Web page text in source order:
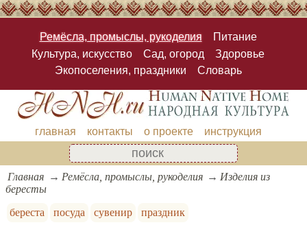
Ремёсла, промыслы, рукоделия
Питание
Культура, искусство
Сад, огород
Здоровье
Экопоселения, праздники
Словарь
главная контакты о проекте инструкция
Главная Ремёсла, промыслы, рукоделия
Изделия из
бересты
береста
посуда сувенир праздник